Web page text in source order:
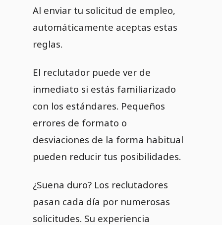
Al enviar tu solicitud de empleo,
automáticamente aceptas estas
reglas.
El reclutador puede ver de
inmediato si estás familiarizado
con los estándares. Pequeños
errores de formato o
desviaciones de la forma habitual
pueden reducir tus posibilidades.
¿Suena duro? Los reclutadores
pasan cada día por numerosas
solicitudes. Su experiencia